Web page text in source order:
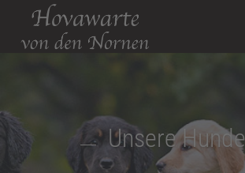
Unsere Hunde